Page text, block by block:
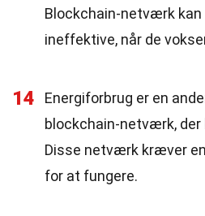
Blockchain-netværk kan
ineffektive, når de
14
Energiforbrug er en
blockchain-netværk, der
Disse netværk kræver
for at fungere.